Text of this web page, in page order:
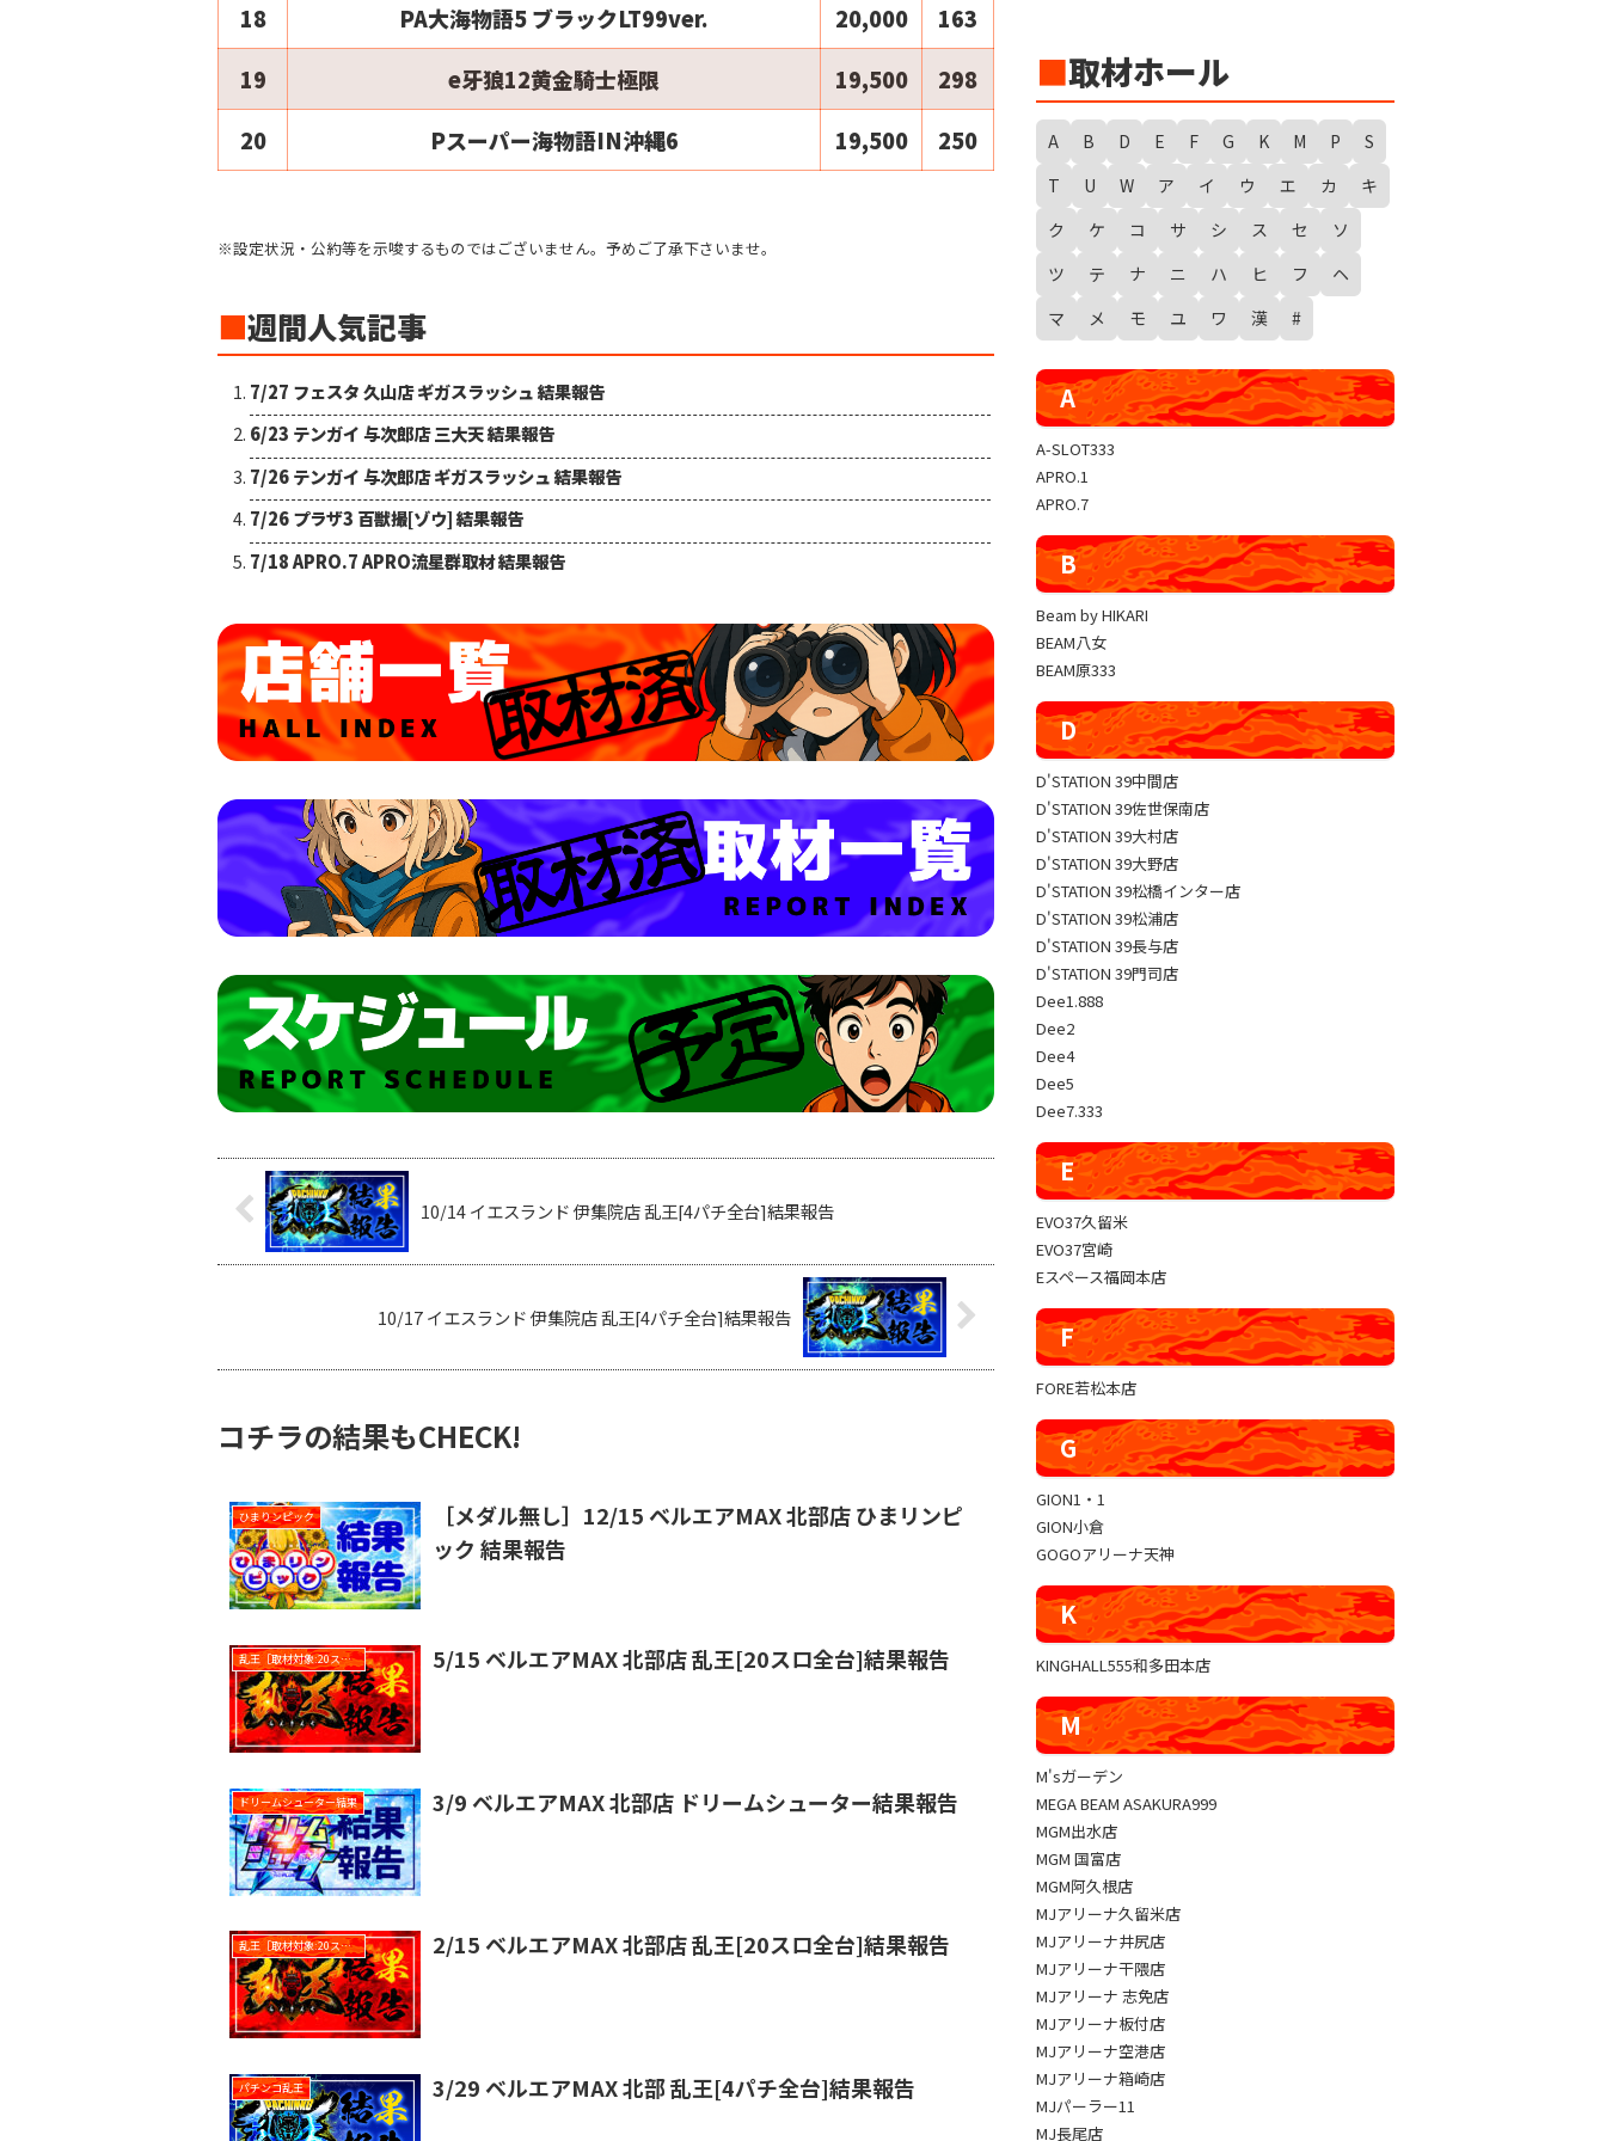
18 PA大海物語5 ブラックLT99ver. 20,000
163
19
e牙狼12黄金騎士極限 19,500
298
20
Pスーパー海物語IN沖縄6 19,500 250
※設定状況・公約等を示唆するものではございません。予めご了承下さいませ。
■週間人気記事
7/27 フェスタ 久山店 ギガスラッシュ 結果報告
6/23 テンガイ 与次郎店 三大天 結果報告
7/26 テンガイ 与次郎店 ギガスラッシュ 結果報告
7/26 プラザ3 百獣撮[ゾウ] 結果報告
7/18 APRO.7 APRO流星群取材 結果報告
10/14 イエスランド 伊集院店 乱王[4パチ全台]結果報告
10/17 イエスランド 伊集院店 乱王[4パチ全台]結果報告
コチラの結果もCHECK!
ひまりンピック
［メダル無し］12/15 ベルエアMAX 北部店 ひまリンピ
ック 結果報告
乱王［取材対象:20スロ全台］ 5/15 ベルエアMAX 北部店 乱王[20スロ全台]結果報告
ドリームシューター結果 3/9 ベルエアMAX 北部店 ドリームシューター結果報告
乱王［取材対象:20スロ全台］ 2/15 ベルエアMAX 北部店 乱王[20スロ全台]結果報告
パチンコ乱王 3/29 ベルエアMAX 北部 乱王[4パチ全台]結果報告
WANTED WONDERLAND
ギガスラッシュ
超ギガスラッシュ
新春スタートダッシュ取材
GRAND WARS-新店実践録-
SUGEEEEEEE!
ギャラクシー取材
グランドクラッシュ
トリプルユニオン
天極
玉屋共闘取材
SHOW TIME取材
聖域取材
戸畑クエスト
YUKO LUCKY×FACE 共闘取材
ヴァルヴレイヴ編集部一斉調査
三共闘取材
熊本の陣
協力取材
ゼッパチ取材
■取材ホール
A B D E F G K M P
S
T
U W ア イ ウ エ カ
キ
ク
ケ コ サ シ ス セ
ソ
ツ
テ ナ ニ ハ ヒ フ
ヘ
マ
メ モ ユ ワ 漢 #
A
A-SLOT333
APRO.1
APRO.7
B
Beam by HIKARI
BEAM八女
BEAM原333
D
D'STATION 39中間店
D'STATION 39佐世保南店
D'STATION 39大村店
D'STATION 39大野店
D'STATION 39松橋インター店
D'STATION 39松浦店
D'STATION 39長与店
D'STATION 39門司店
Dee1.888
Dee2
Dee4
Dee5
Dee7.333
E
EVO37久留米
EVO37宮崎
Eスペース福岡本店
F
FORE若松本店
G
GION1・1
GION小倉
GOGOアリーナ天神
K
KINGHALL555和多田本店
M
M'sガーデン
MEGA BEAM ASAKURA999
MGM出水店
MGM 国富店
MGM阿久根店
MJアリーナ久留米店
MJアリーナ井尻店
MJアリーナ干隈店
MJアリーナ 志免店
MJアリーナ板付店
MJアリーナ空港店
MJアリーナ箱崎店
MJパーラー11
MJ長尾店